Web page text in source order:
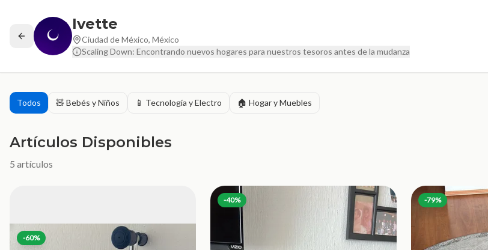
Ivette
Ciudad de México, México
Scaling Down: Encontrando nuevos hogares para nuestros tesoros antes de la mudanza
Todos 🧸 Bebés y Niños 📱 Tecnología y Electro 🏠 Hogar y Muebles
Artículos Disponibles
5 artículos
-60%
-40% -79%